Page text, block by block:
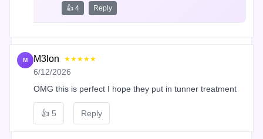
👍 4 Reply
M M3lon ★★★★★
6/12/2026
OMG this is perfect I hope they put in tunner treatment
👍 5 Reply